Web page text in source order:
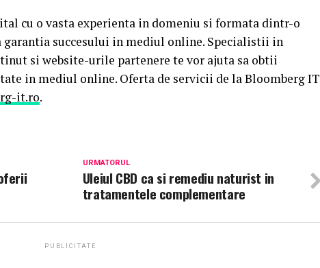
cu o vasta experienta in domeniu si formata dintr-o
succesului in mediul online. Specialistii in
si website-urile partenere te vor ajuta sa obtii
in mediul online. Oferta de servicii de la Bloomberg IT
it.ro.
URMATORUL
Uleiul CBD ca si remediu naturist in
tratamentele complementare
PUBLICITATE